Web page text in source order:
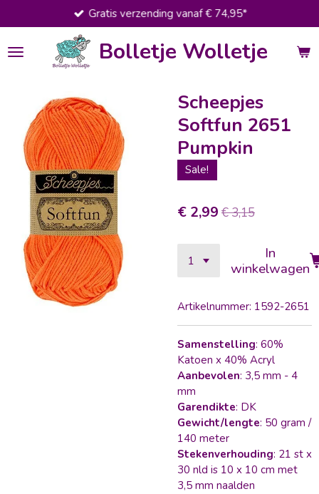
direct
naar
de
Bolletje Wolletje
Gratis verzending vanaf € 74,95*
Scheepjes
Softfun 2651
Pumpkin
Sale!
€ 2,99 € 3,15
In
winkelwagen
Artikelnummer: 1592-2651
Samenstelling: 60%
Katoen x 40% Acryl
Aanbevolen: 3,5 mm - 4
mm
Garendikte: DK
Gewicht/lengte: 50 gram /
140 meter
Stekenverhouding: 21 st x
30 nld is 10 x 10 cm met
3,5 mm naalden